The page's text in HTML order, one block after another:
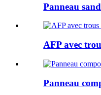
Panneau
AFP avec
Panneau